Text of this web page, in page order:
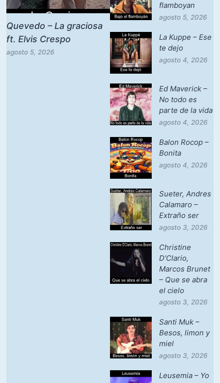
Quevedo – La graciosa
ft. Elvis Crespo
agosto 5, 2026
flamboyan
agosto 5, 2026
La Kuppe – Ese
te dejo
agosto 4, 2026
Ed Maverick –
No todo es
parte de la vida
agosto 4, 2026
Balon Rocop –
Bonita
agosto 4, 2026
Sueter, Andres
Calamaro –
Extraño ser
agosto 3, 2026
Christine
D’Clario,
Marcos Brunet
– Que se abra
el cielo
agosto 3, 2026
Santi Muk –
Besos, limon y
miel
agosto 3, 2026
Leusemia – Yo